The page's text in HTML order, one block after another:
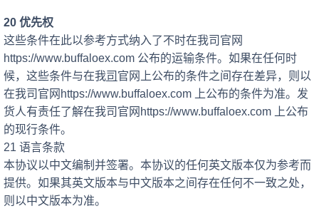
20 优先权
这些条件在此以参考方式纳入了不时在我司官网
https://www.buffaloex.com 公布的运输条件。如果在任何时
候，这些条件与在我司 官网上公布的条件之间存在差异，则以
在我司官网https://www.buffaloex.com 上公布的条件为准。发
货人有责任了解在我司官网https://www.buffaloex.com 上公布
的现行条件。
21 语言条款
本协议以中文编制并签署。本协议的任何英文版本仅为参考而
提供。如果其英文版本与中文版本之间存在任何不一致之处，
则以中文版本为准。